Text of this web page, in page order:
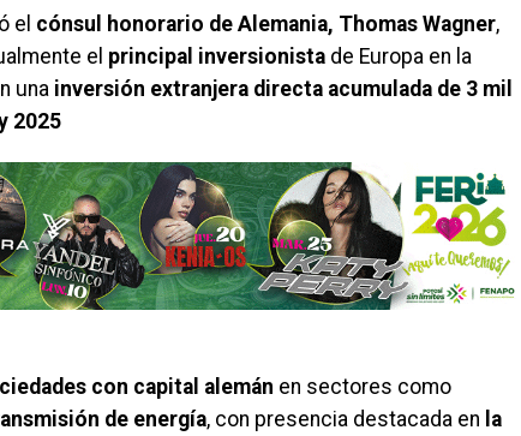
el cónsul honorario de Alemania, Thomas Wagner,
el principal inversionista de Europa en la
una inversión extranjera directa acumulada de 3 mil
2025
con capital alemán en sectores como
de energía, con presencia destacada en la